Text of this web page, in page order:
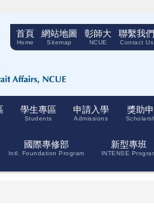
首頁
Home
網站地圖
Sitemap
彰師大
NCUE
聯繫我們
Contact Us
學生專區
Students
申請入學
Admissions
獎助
國際專修部
Intl. Foundation Program
新型專班
INTENSE